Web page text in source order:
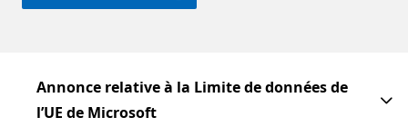
Annonce relative à la Limite de données de
l’UE de Microsoft